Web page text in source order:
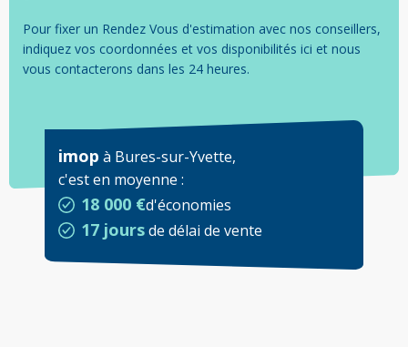
Pour fixer un Rendez Vous d'estimation avec nos conseillers,
indiquez vos coordonnées et vos disponibilités ici et nous
vous contacterons dans les 24 heures.
imop à Bures-sur-Yvette,
c'est en moyenne :
18 000 €d'économies
17 joursde délai de vente